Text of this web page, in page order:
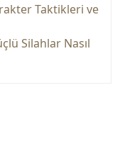
Taktikleri ve
Silahlar Nasıl